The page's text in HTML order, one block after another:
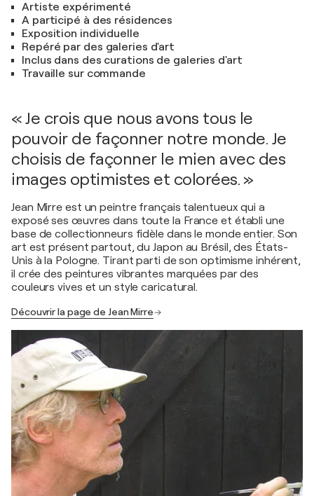
Artiste expérimenté
A participé à des résidences
Exposition individuelle
Repéré par des galeries d'art
Inclus dans des curations de galeries d'art
Travaille sur commande
« Je crois que nous avons tous le
pouvoir de façonner notre monde. Je
choisis de façonner le mien avec des
images optimistes et colorées. »
Jean Mirre est un peintre français talentueux qui a
exposé ses œuvres dans toute la France et établi une
base de collectionneurs fidèle dans le monde entier. Son
art est présent partout, du Japon au Brésil, des États-
Unis à la Pologne. Tirant parti de son optimisme inhérent,
il crée des peintures vibrantes marquées par des
couleurs vives et un style caricatural.
Découvrir la page de Jean Mirre